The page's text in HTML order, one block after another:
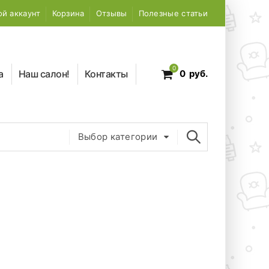
аккаунт Корзина Отзывы Полезные статьи
Наш салон! Контакты 0 0 руб.
Выбор категории